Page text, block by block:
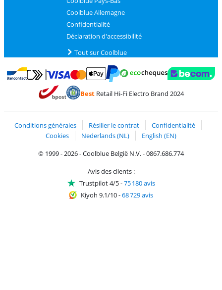
Coolblue Allemagne
Confidentialité
Déclaration d'accessibilité
Tout sur Coolblue
Payer avec Bancontact
Payer avec MasterCard et Visa via ClickToPay
Payer avec PayPal
BestRetail Hi-Fi Electro Brand 2024
Conditions générales Résilier le contrat
Confidentialité
Cookies
Nederlands (NL)
English (EN)
© 1999 - 2026 - Coolblue België N.V. - 0867.686.774
Avis des clients :
Trustpilot 4/5-75 180 avis
Kiyoh 9.1/10-68 729 avis